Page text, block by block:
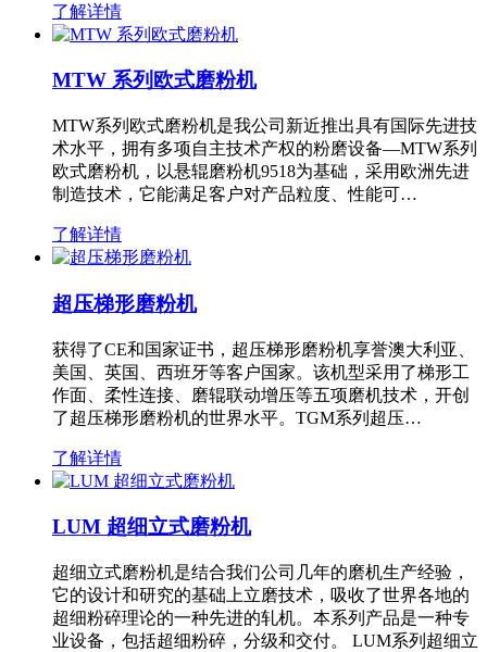
了解详情
MTW 系列欧式磨粉机
MTW系列欧式磨粉机是我公司新近推出具有国际先进技
术水平，拥有多项自主技术产权的粉磨设备—MTW系列
欧式磨粉机，以悬辊磨粉机9518为基础，采用欧洲先进
制造技术，它能满足客户对产品粒度、性能可…
了解详情
超压梯形磨粉机
获得了CE和国家证书，超压梯形磨粉机享誉澳大利亚、
美国、英国、西班牙等客户国家。该机型采用了梯形工
作面、柔性连接、磨辊联动增压等五项磨机技术，开创
了超压梯形磨粉机的世界水平。TGM系列超压…
了解详情
LUM 超细立式磨粉机
超细立式磨粉机是结合我们公司几年的磨机生产经验，
它的设计和研究的基础上立磨技术，吸收了世界各地的
超细粉碎理论的一种先进的轧机。本系列产品是一种专
业设备，包括超细粉碎，分级和交付。 LUM系列超细立